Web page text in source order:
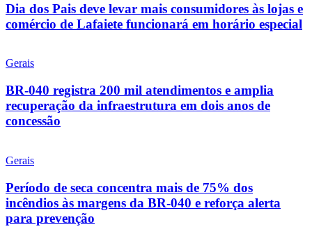
Dia dos Pais deve levar mais consumidores às lojas e
comércio de Lafaiete funcionará em horário especial
Gerais
BR-040 registra 200 mil atendimentos e amplia
recuperação da infraestrutura em dois anos de
concessão
Gerais
Período de seca concentra mais de 75% dos
incêndios às margens da BR-040 e reforça alerta
para prevenção